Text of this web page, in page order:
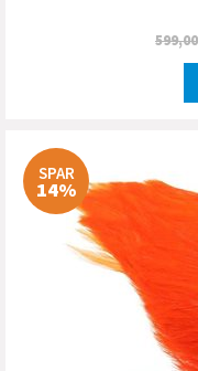
SPAR
14%